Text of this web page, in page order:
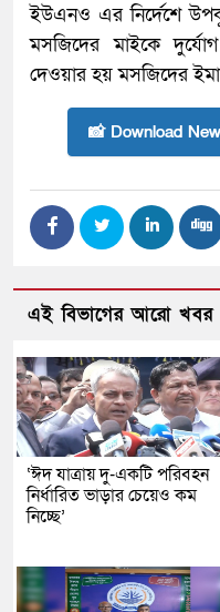
ইউএনও এর নির্দেশে
মসজিদের মাইকে
দেওয়ার হয় মসজিদের
📸 Download
এই বিভাগের আরো খবর
‘ঈদ যাত্রায় দু-একটি পরিবহন
নির্ধারিত ভাড়ার চেয়েও কম
নিচ্ছে’